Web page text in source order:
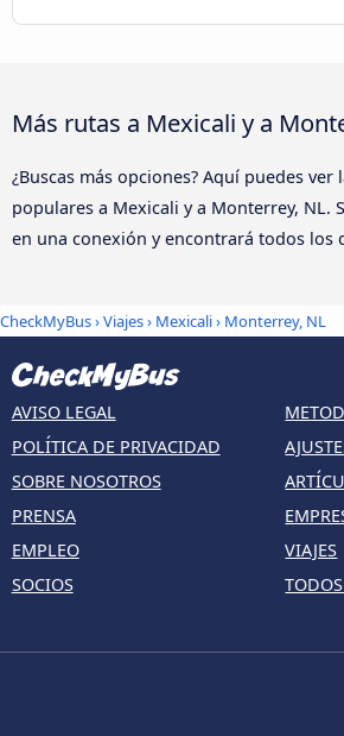
Más rutas a Mexicali y a
¿Buscas más opciones? Aquí puedes ver
populares a Mexicali y a Monterrey, NL.
en una conexión y encontrará todos los
CheckMyBus›Viajes› Mexicali› Monterrey, NL
AVISO LEGAL
POLÍTICA DE PRIVACIDAD
SOBRE NOSOTROS
PRENSA
EMPLEO
SOCIOS
VIAJES